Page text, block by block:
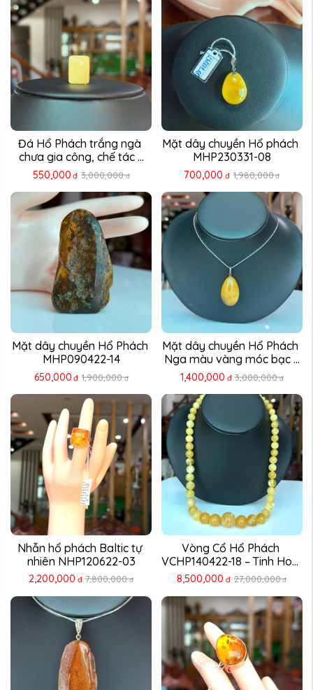
Đá Hổ Phách trắng ngà
chưa gia công, chế tác ...
550,000 đ 3,000,000 đ
Mặt dây chuyền Hổ phách
MHP230331-08
700,000 đ 1,980,000 đ
Mặt dây chuyền Hổ Phách
MHP090422-14
650,000 đ 1,900,000 đ
Mặt dây chuyền Hổ Phách
Nga màu vàng móc bạc ...
1,400,000 đ 3,000,000 đ
Nhẫn hổ phách Baltic tự
nhiên NHP120622-03
2,200,000 đ 7,800,000 đ
Vòng Cổ Hổ Phách
VCHP140422-18 – Tinh Hoa
...
8,500,000 đ 27,000,000 đ